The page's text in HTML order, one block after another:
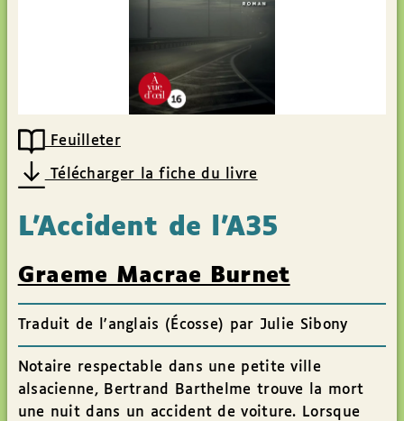
Feuilleter
Télécharger la fiche du livre
L’Accident de l’A35
Graeme Macrae Burnet
Traduit de l'anglais (Écosse) par Julie Sibony
Notaire respectable dans une petite ville
alsacienne, Bertrand Barthelme trouve la mort
une nuit dans un accident de voiture. Lorsque